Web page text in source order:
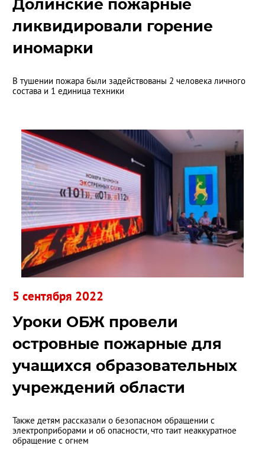
Долинские пожарные
ликвидировали горение
иномарки
В тушении пожара были задействованы 2 человека личного
состава и 1 единица техники
Уроки ОБЖ провели
островные пожарные для
учащихся образовательных
учреждений области
Также детям рассказали о безопасном обращении с
электроприборами и об опасности, что таит неаккуратное
обращение с огнем
5 сентября 2022